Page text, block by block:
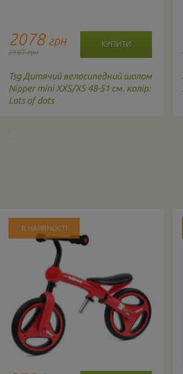
2078 грн
2187 грн
Tsg Дитячий велосипедний шолом
Nipper mini XXS/XS 48-51 см. колір:
Lots of dots
В НАЯВНОСТІ